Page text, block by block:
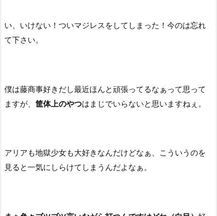
い、いけない！ついマジレスをしてしまった！今のは忘れ
て下さい。
僕は藤商事好きだし最近ほんと頑張ってるなぁって思って
ますが、 筐体上のやつはまじでいらないと思いますねぇ。
アリアも地獄少女も大好きなんだけどなぁ、こういうのを
見ると一気にしらけてしまうんだよなぁ。